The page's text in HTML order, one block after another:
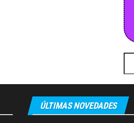
ÚLTIMAS NOVEDADES